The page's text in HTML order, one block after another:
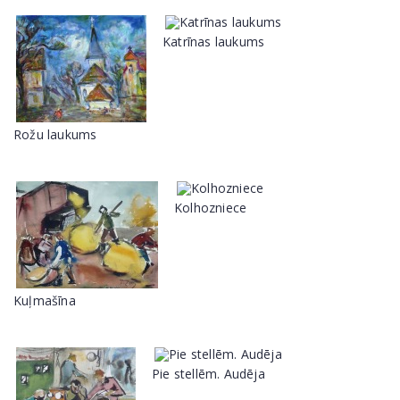
Rožu laukums
Katrīnas laukums
Kuļmašīna
Kolhozniece
Pie stellēm. Audēja